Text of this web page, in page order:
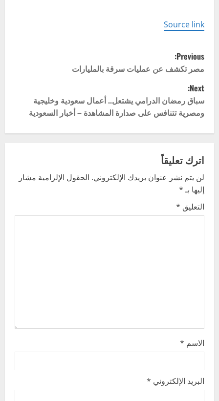
Source link
P
o
s
t
n
a
v
i
g
Previous:
مصر تكشف عن عمليات سرقة بالمليارات
Next:
سباق رمضان الدرامي يشتعل.. أعمال سعودية وخليجية
ومصرية تتنافس على صدارة المشاهدة – أخبار السعودية
اترك تعليقاً
لن يتم نشر عنوان بريدك الإلكتروني. الحقول الإلزامية مشار
إليها بـ*
التعليق *
الاسم *
البريد الإلكتروني *